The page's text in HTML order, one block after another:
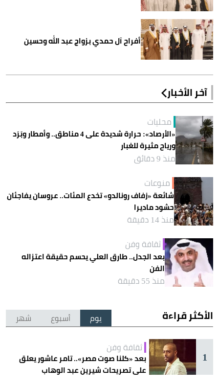
أفراح آل حمدي بزواج عبد الله وحسين
آخر الأخبار
محليات
«الأرصاد»: حرارة شديدة على 4 مناطق.. وأمطار وبَرَد
ورياح مثيرة للغبار
منذ 9 دقائق
منوعات
شائعة «زفاف رونالدو» تخدع المئات.. عروسان يفاجئان
حشود ماديرا
منذ 14 دقيقة
ثقافة وفن
بعد الجدل.. طارق العلي يحسم حقيقة اعتزاله
الفن
منذ 55 دقيقة
الأكثر قراءة يوم أسبوع شهر
1
ثقافة وفن
بعد «كلنا صوت مصر».. تامر عاشور يعلق
على تصريحات شيرين عبد الوهاب